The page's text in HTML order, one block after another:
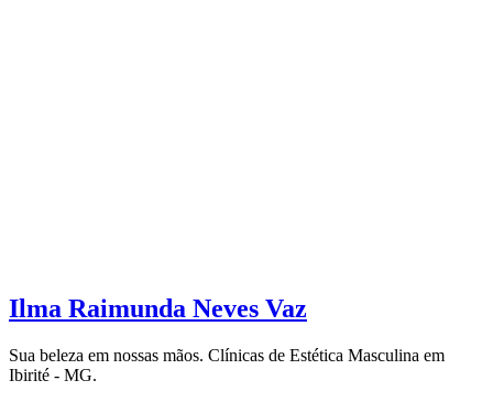
Ilma Raimunda Neves Vaz
Sua beleza em nossas mãos. Clínicas de Estética Masculina em
Ibirité - MG.